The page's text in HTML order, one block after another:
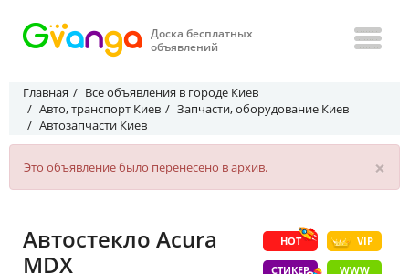
Доска бесплатных
объявлений
Главная
Все объявления в городе Киев
Авто, транспорт Киев
Запчасти, оборудование Киев
Автозапчасти Киев
×
Это объявление было перенесено в архив.
HOT VIP
СТИКЕР WWW
Автостекло Acura
MDX